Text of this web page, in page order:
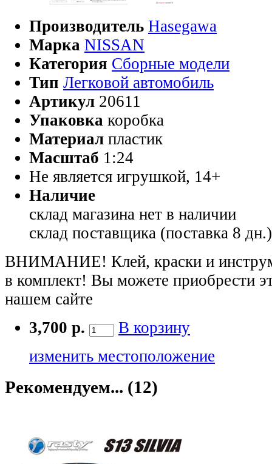
Производитель Hasegawa
Марка NISSAN
Категория Сборные модели
Тип Легковой автомобиль
Артикул 20611
Упаковка коробка
Материал пластик
Масштаб 1:24
Не является игрушкой, 14+
Наличие
склад магазина нет в наличии
склад поставщика (поставка 8
ВНИМАНИЕ! Клей, краски и
в комплект! Вы можете приобрести
нашем сайте
3,700 р.
В корзину
изменить местоположение
Рекомендуем... (12)